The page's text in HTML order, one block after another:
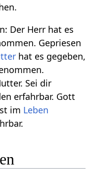
Der Herr hat es
Gepriesen
hat es gegeben,
Sei dir
erfahrbar. Gott
im Leben